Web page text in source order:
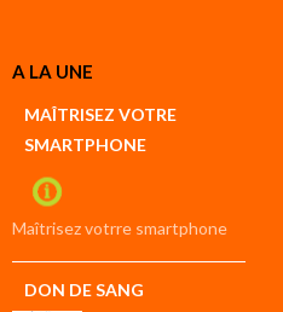
Créer
compte
compte
A LA UNE
MAÎTRISEZ VOTRE
SMARTPHONE
Maîtrisez votrre smartphone
DON DE SANG